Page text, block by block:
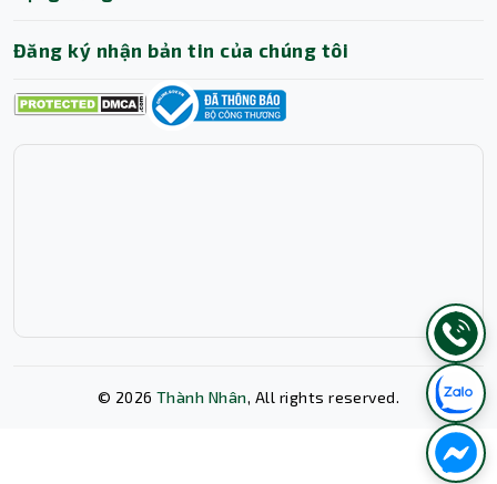
Đăng ký nhận bản tin của chúng tôi
© 2026 Thành Nhân, All rights reserved.